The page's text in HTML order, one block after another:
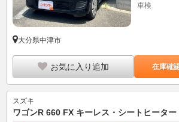
車検
大分県中津市
お気に入り追加 在庫確
スズキ
ワゴンR 660 FX キーレス・シートヒータ